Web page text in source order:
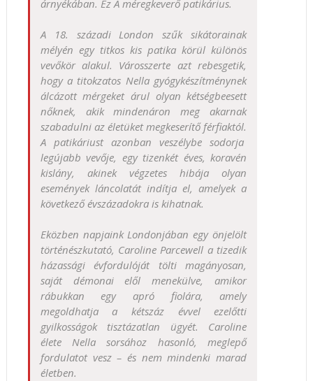
árnyékában. Ez A méregkeverő patikárius.
A 18. századi London szűk sikátorainak
mélyén egy titkos kis patika körül különös
vevőkör alakul. Városszerte azt rebesgetik,
hogy a titokzatos Nella gyógykészítménynek
álcázott mérgeket árul olyan kétségbeesett
nőknek, akik mindenáron meg akarnak
szabadulni az életüket megkeserítő férfiaktól.
A patikáriust azonban veszélybe sodorja
legújabb vevője, egy tizenkét éves, koravén
kislány, akinek végzetes hibája olyan
események láncolatát indítja el, amelyek a
következő évszázadokra is kihatnak.
Eközben napjaink Londonjában egy önjelölt
történészkutató, Caroline Parcewell a tizedik
házassági évfordulóját tölti magányosan,
saját démonai elől menekülve, amikor
rábukkan egy apró fiolára, amely
megoldhatja a kétszáz évvel ezelőtti
gyilkosságok tisztázatlan ügyét. Caroline
élete Nella sorsához hasonló, meglepő
fordulatot vesz – és nem mindenki marad
életben.